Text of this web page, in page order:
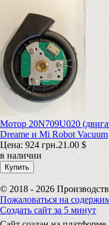
Мотор 20N709U020
Dreame и Mi Robot Vacuum
Цена:924 грн.21.00 $
в наличии
© 2018 - 2026
Пожаловаться на
Создать сайт за 5 минут